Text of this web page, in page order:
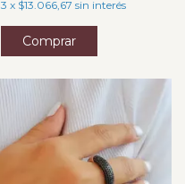
3 x $13.066,67 sin interés
Comprar